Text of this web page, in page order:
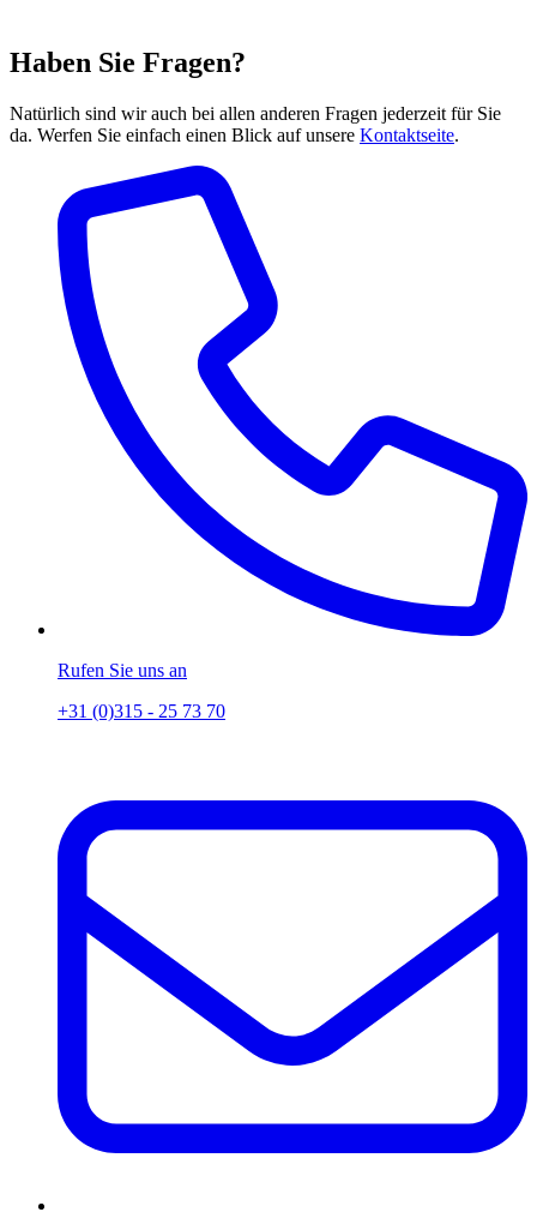
Haben Sie Fragen?
Natürlich sind wir auch bei allen anderen Fragen jederzeit für Sie
da. Werfen Sie einfach einen Blick auf unsere Kontaktseite.
Rufen Sie uns an
+31 (0)315 - 25 73 70